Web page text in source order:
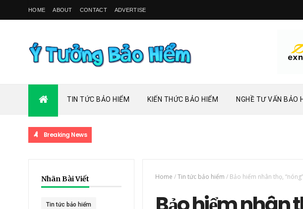
HOME ABOUT CONTACT ADVERTISE
TIN TỨC BẢO HIỂM KIẾN THỨC BẢO HIỂM NGHỀ TƯ VẤN BẢO
Breaking News
Nhãn Bài Viết
Tin tức bảo hiểm
Home /Tin tức bảo hiểm / Bảo hiểm nhân thọ,